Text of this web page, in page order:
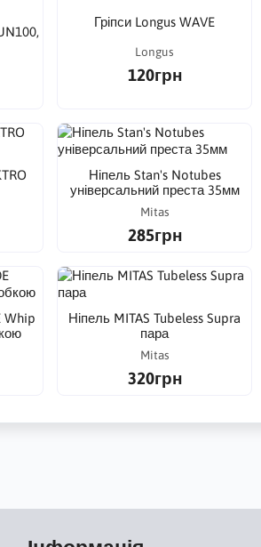
Гріпси Longus WAVE
Longus
120грн
Ніпель Stan's Notubes
універсальний преста 35мм
Mitas
285грн
Whip
Ніпель MITAS Tubeless Supra
пара
Mitas
320грн